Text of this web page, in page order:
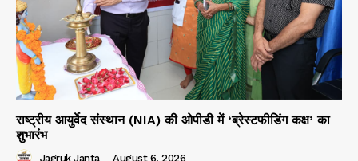
राष्ट्रीय आयुर्वेद संस्थान (NIA) की ओपीडी में ‘ब्रेस्टफीडिंग कक्ष’ का
शुभारंभ
Jagruk Janta - August 6, 2026